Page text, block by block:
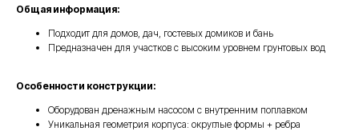
Общая информация:
Подходит для домов, дач, гостевых домиков и бань
Предназначен для участков с высоким уровнем грунтовых вод
Особенности конструкции:
Оборудован дренажным насосом с внутренним поплавком
Уникальная геометрия корпуса: округлые формы + ребра